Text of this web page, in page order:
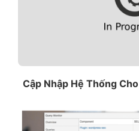
Cập Nhập Hệ Thống